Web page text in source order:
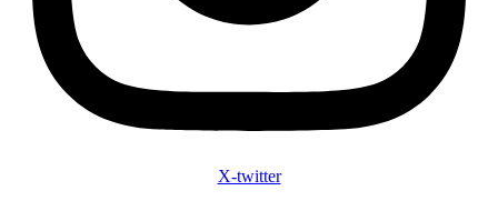
X-twitter